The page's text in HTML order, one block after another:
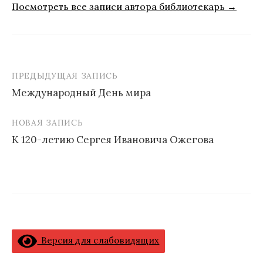
Посмотреть все записи автора библиотекарь →
Навигация
записям
ПРЕДЫДУЩАЯ ЗАПИСЬ
Международный День мира
НОВАЯ ЗАПИСЬ
К 120-летию Сергея Ивановича Ожегова
Версия для слабовидящих